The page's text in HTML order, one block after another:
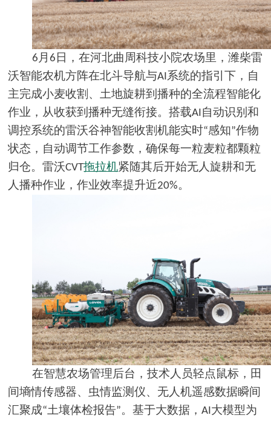
6 月 6 日，在河北曲周科技小院农场里，潍柴雷
沃智能农机方阵在北斗导航与AI系统的指引下，自
主完成小麦收割、土地旋耕到播种的全流程智能化
作业，从收获到播种无缝衔接。搭载AI自动识别和
调控系统的雷沃谷神智能收割机能实时“感知”作物
状态，自动调节工作参数，确保每一粒麦粒都颗粒
归仓。雷沃CVT拖拉机紧随其后开始无人旋耕和无
人播种作业，作业效率提升近20%。
在智慧农场管理后台，技术人员轻点鼠标，田
间墒情传感器、虫情监测仪、无人机遥感数据瞬间
汇聚成“土壤体检报告”。基于大数据，AI大模型为